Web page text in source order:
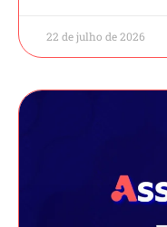
22 de julho de 2026